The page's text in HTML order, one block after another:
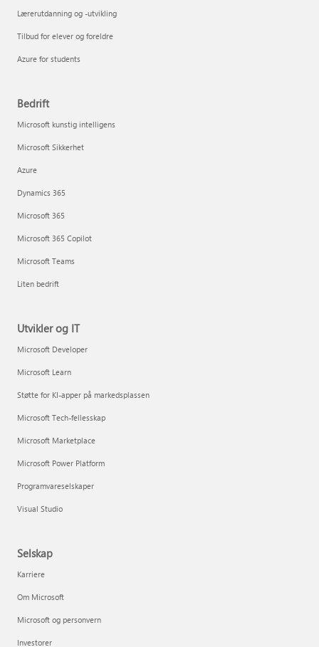
Lærerutdanning og -utvikling
Tilbud for elever og foreldre
Azure for students
Bedrift
Microsoft kunstig intelligens
Microsoft Sikkerhet
Azure
Dynamics 365
Microsoft 365
Microsoft 365 Copilot
Microsoft Teams
Liten bedrift
Utvikler og IT
Microsoft Developer
Microsoft Learn
Støtte for KI-apper på markedsplassen
Microsoft Tech-fellesskap
Microsoft Marketplace
Microsoft Power Platform
Programvareselskaper
Visual Studio
Selskap
Karriere
Om Microsoft
Microsoft og personvern
Investorer